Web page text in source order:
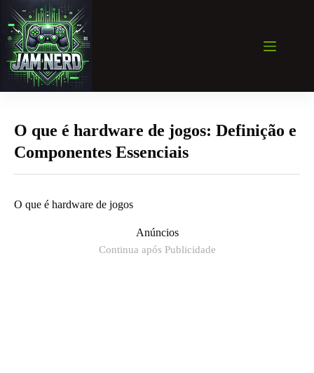
para
conteúdo
O que é hardware de jogos: Definição e
Componentes Essenciais
O que é hardware de jogos
Anúncios
Continua após Publicidade